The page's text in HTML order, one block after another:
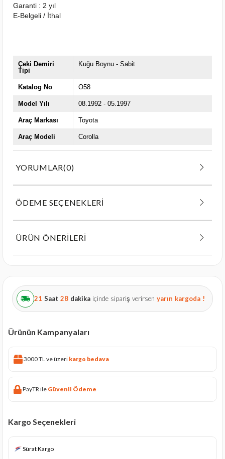
Garanti : 2 yıl
E-Belgeli / İthal
Çeki Demiri
Tipi
Kuğu Boynu - Sabit
Katalog No O58
Model Yılı 08.1992 - 05.1997
Araç Markası Toyota
Araç Modeli Corolla
YORUMLAR(0)
ÖDEME SEÇENEKLERI
ÜRÜN ÖNERILERI
21 Saat 28 dakika içinde sipariş verirsen yarın kargoda !
Ürünün Kampanyaları
3000 TL ve üzeri kargo bedava
PayTR ile Güvenli Ödeme
Kargo Seçenekleri
Sürat Kargo